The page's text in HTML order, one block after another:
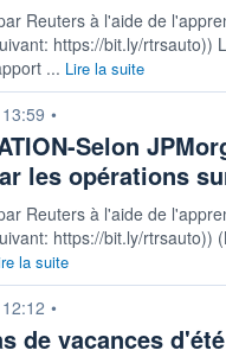
Reuters à l'aide de
https://bit.ly/
... Lire la suite
13:59 •
Selon
les opérations
Reuters à l'aide de
https://bit.ly/
la suite
12:12 •
de vacances